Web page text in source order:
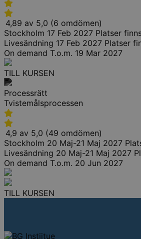
4,89 av 5,0 (6 omdömen)
Stockholm 17 Feb 2027 Platser
Livesändning 17 Feb 2027 Platser
On demand T.o.m. 19 Mar 2027
TILL KURSEN
Processrätt
Tvistemålsprocessen
4,9 av 5,0 (49 omdömen)
Stockholm 20 Maj-21 Maj 2027
Livesändning 20 Maj-21 Maj 2027
On demand T.o.m. 20 Jun 2027
TILL KURSEN